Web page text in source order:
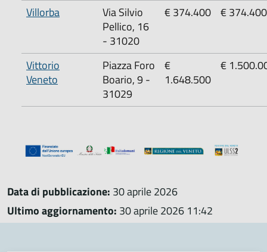
Villorba
Via Silvio
Pellico, 16
- 31020
€ 374.400 € 374.400
Vittorio
Veneto
Piazza Foro
Boario, 9 -
31029
€
1.648.500
€
Data di pubblicazione: 30 aprile 2026
Ultimo aggiornamento: 30 aprile 2026 11:42